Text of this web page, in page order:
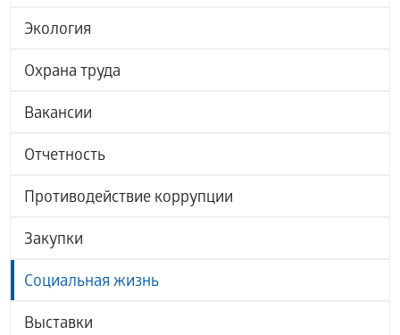
Экология
Охрана труда
Вакансии
Отчетность
Противодействие коррупции
Закупки
Социальная жизнь
Выставки